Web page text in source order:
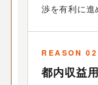
渉を有利に進
REASON 02
都内収益